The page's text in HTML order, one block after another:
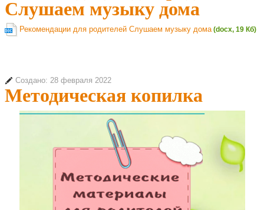
Слушаем музыку дома
Рекомендации для родителей Слушаем музыку дома(docx, 19 Кб)
Создано: 28 февраля 2022
Методическая копилка